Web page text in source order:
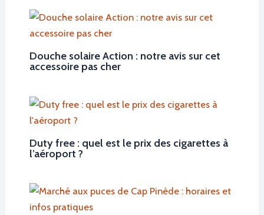
Douche solaire Action : notre avis sur cet
accessoire pas cher
Duty free : quel est le prix des cigarettes à
l’aéroport ?